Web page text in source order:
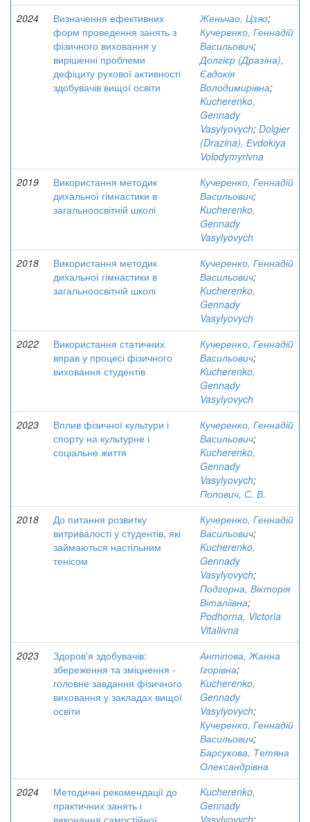
2024
Визначення ефективних
форм проведення занять з
фізичного виховання у
вирішенні проблеми
дефіциту рухової активності
здобувачів вищої освіти
Женьчао, Цзяо;
Кучеренко, Геннадій
Васильович;
Долгієр (Дразіна),
Євдокія
Володимирівна;
Kucherenko,
Gennady
Vasylyovych; Dolgіer
(Drazina), Еvdokіya
Volodymyrivna
2019
Використання методик
дихальної гімнастики в
загальноосвітній школі
Кучеренко, Геннадій
Васильович;
Kucherenko,
Gennady
Vasylyovych
2018
Використання методик
дихальної гімнастики в
загальноосвітній школі
Кучеренко, Геннадій
Васильович;
Kucherenko,
Gennady
Vasylyovych
2022
Використання статичних
вправ у процесі фізичного
виховання студентів
Кучеренко, Геннадій
Васильович;
Kucherenko,
Gennady
Vasylyovych
2023
Вплив фізичної культури і
спорту на культурне і
соціальне життя
Кучеренко, Геннадій
Васильович;
Kucherenko,
Gennady
Vasylyovych;
Попович, С. В.
2018
До питання розвитку
витривалості у студентів, які
займаються настільним
тенісом
Кучеренко, Геннадій
Васильович;
Kucherenko,
Gennady
Vasylyovych;
Подгорна, Вікторія
Віталіївна;
Podhorna, Victoria
Vitaliіvna
2023
Здоров'я здобувачів:
збереження та зміцнення -
головне завдання фізичного
виховання у закладах вищої
освіти
Антіпова, Жанна
Ігорівна;
Kucherenko,
Gennady
Vasylyovych;
Кучеренко, Геннадій
Васильович;
Барсукова, Тетяна
Олександрівна
2024
Методичні рекомендації до
практичних занять і
виконання самостійної
Kucherenko,
Gennady
Vasylyovych;